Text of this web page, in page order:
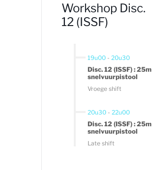
Workshop Disc.
12 (ISSF)
19u00 - 20u30
Disc. 12 (ISSF) : 25m
snelvuurpistool
Vroege shift
20u30 - 22u00
Disc. 12 (ISSF) : 25m
snelvuurpistool
Late shift